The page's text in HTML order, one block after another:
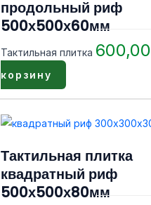
продольный риф
500х500х60мм
Тактильная плитка 600,00
корзину
Тактильная плитка
квадратный риф
500х500х80мм